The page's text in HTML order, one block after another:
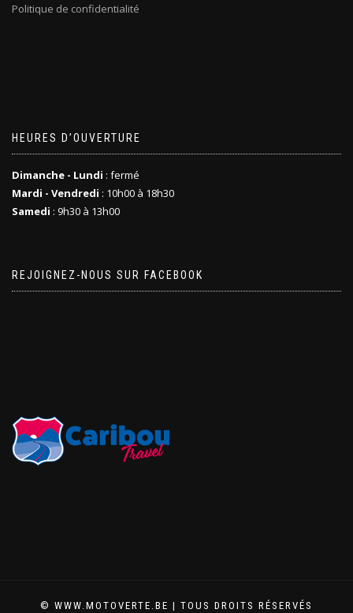
Politique de confidentialité
HEURES D’OUVERTURE
Dimanche - Lundi : fermé
Mardi - Vendredi : 10h00 à 18h30
Samedi : 9h30 à 13h00
REJOIGNEZ-NOUS SUR FACEBOOK
© WWW.MOTOVERTE.BE | TOUS DROITS RÉSERVÉS